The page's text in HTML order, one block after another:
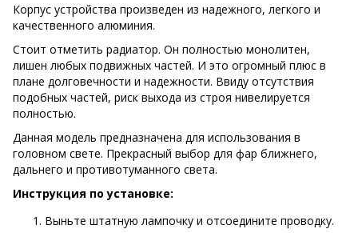
Корпус устройства произведен из надежного, легкого и
качественного алюминия.
Стоит отметить радиатор. Он полностью монолитен,
лишен любых подвижных частей. И это огромный плюс в
плане долговечности и надежности. Ввиду отсутствия
подобных частей, риск выхода из строя нивелируется
полностью.
Данная модель предназначена для использования в
головном свете. Прекрасный выбор для фар ближнего,
дальнего и противотуманного света.
Инструкция по установке:
Выньте штатную лампочку и отсоедините проводку.